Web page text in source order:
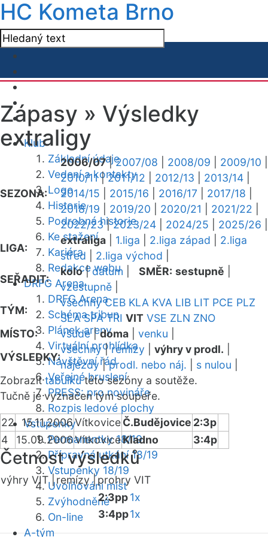
HC Kometa Brno
Klub
Základní údaje
Vedení a kontakty
Logo
Historie
Podrobná historie
Ke stažení
Kariéra
Redakce webu
DRFG Arena
DRFG Arena
Schéma tribun
Plánek areny
Virtuální prohlídka
Návštěvní řád
Veřejné bruslení
PRESS: pro novináře
Rozpis ledové plochy
Vstupenky
Permanentky 18/19
Přípravná utkání 18/19
Vstupenky 18/19
Uvolňování míst
Zvýhodněné
On-line
A-tým
Zápasy » Výsledky
extraligy
SEZONA:
2006/07|2007/08 2008/09 2009/10
2010/11|2011/12 2012/13 2013/14
2014/15
2015/16 2016/17 2017/18
2018/19
2019/20 2020/21 2021/22
2022/23|2023/24 2024/25 2025/26
LIGA:
extraliga 1.liga 2.liga západ
2.liga
střed
2.liga východ
SEŘADIT:
kolo|datum SMĚR: sestupně
vzestupně
TÝM:
všechny CEB KLA KVA LIB LIT PCE PLZ
SLA SPA TRI VIT VSE ZLN ZNO
MÍSTO:
všude|doma venku
VÝSLEDKY:
všechny|remízy výhry v prodl.
nájezdy|prodl. nebo náj. s nulou
Zobrazittabulkutéto sezóny a soutěže.
Tučně je vyznačen tým soupeře.
22 15.11.2006VítkoviceČ.Budějovice 2:3p
4
15.09.2006VítkoviceKladno 3:4p
Četnost výsledků
výhry VIT |remízy |prohry VIT
2:3pp1x
3:4pp1x